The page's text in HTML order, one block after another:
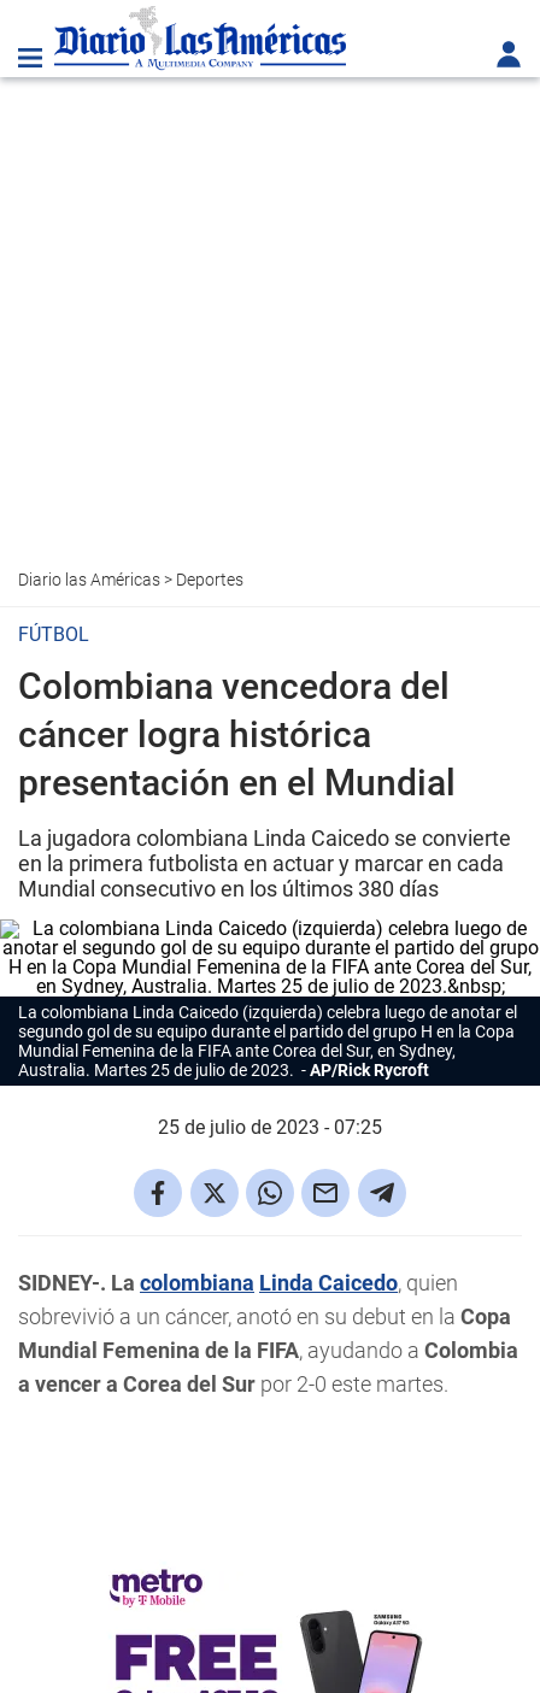
Diario las Américas> Deportes
FÚTBOL
Colombiana vencedora del
cáncer logra histórica
presentación en el Mundial
La jugadora colombiana Linda Caicedo se convierte
en la primera futbolista en actuar y marcar en cada
Mundial consecutivo en los últimos 380 días
La colombiana Linda Caicedo (izquierda) celebra luego de anotar el
segundo gol de su equipo durante el partido del grupo H en la Copa
Mundial Femenina de la FIFA ante Corea del Sur, en Sydney,
Australia. Martes 25 de julio de 2023.
AP/Rick Rycroft
25 de julio de 2023 - 07:25
SIDNEY-. La colombiana Linda Caicedo, quien
sobrevivió a un cáncer, anotó en su debut en la Copa
Mundial Femenina de la FIFA, ayudando a Colombia
a vencer a Corea del Sur por 2-0 este martes.